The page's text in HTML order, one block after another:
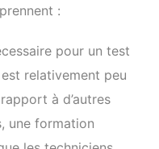
:
pour un test
relativement peu
à d’autres
une formation